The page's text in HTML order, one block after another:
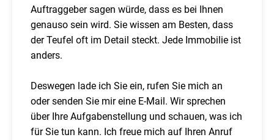
Auftraggeber sagen würde, dass es bei Ihnen
genauso sein wird. Sie wissen am Besten, dass
der Teufel oft im Detail steckt. Jede Immobilie ist
anders.
Deswegen lade ich Sie ein, rufen Sie mich an
oder senden Sie mir eine E-Mail. Wir sprechen
über Ihre Aufgabenstellung und schauen, was ich
für Sie tun kann. Ich freue mich auf Ihren Anruf